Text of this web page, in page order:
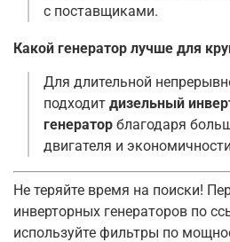
с поставщиками.
Какой генератор лучше для
Для длительной
подходит дизельный
генератор благодаря
двигателя и
Не теряйте время на поиски!
инверторных генераторов по
используйте фильтры по